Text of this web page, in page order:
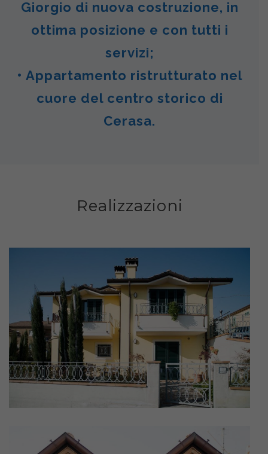
Giorgio di nuova costruzione, in
ottima posizione e con tutti i
servizi;
• Appartamento ristrutturato nel
cuore del centro storico di
Cerasa.
Realizzazioni